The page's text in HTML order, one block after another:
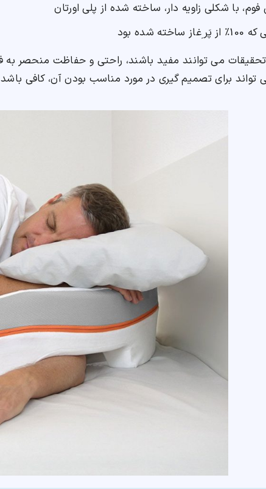
با شکلی زاویه دار، ساخته شده از پلی اورتان
ساخته شده بود
تحقیقات می توانند مفید باشند، راحتی و حفاظت منحصر
تواند برای تصمیم گیری در مورد مناسب بودن آن، کافی